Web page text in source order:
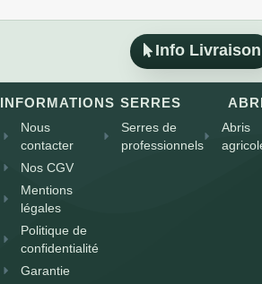
Info Livraison
INFORMATIONS
Nous
contacter
Nos CGV
Mentions
légales
Politique de
confidentialité
Garantie
SERRES
Serres de
professionnels
Abris